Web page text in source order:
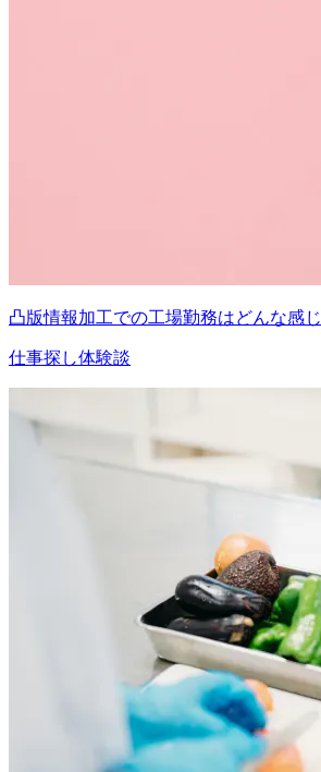
凸版情報加工での工場勤務はどんな感
仕事探し体験談